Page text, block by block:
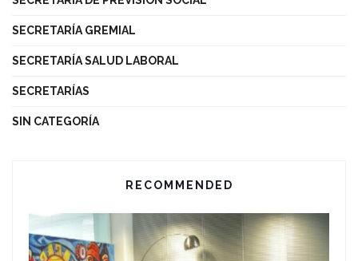
SECRETARÍA GREMIAL
SECRETARÍA SALUD LABORAL
SECRETARÍAS
SIN CATEGORÍA
RECOMMENDED